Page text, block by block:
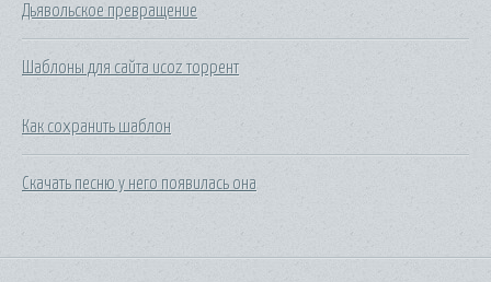
Дьявольское превращение
Шаблоны для сайта ucoz торрент
Как сохранить шаблон
Скачать песню у него появилась она